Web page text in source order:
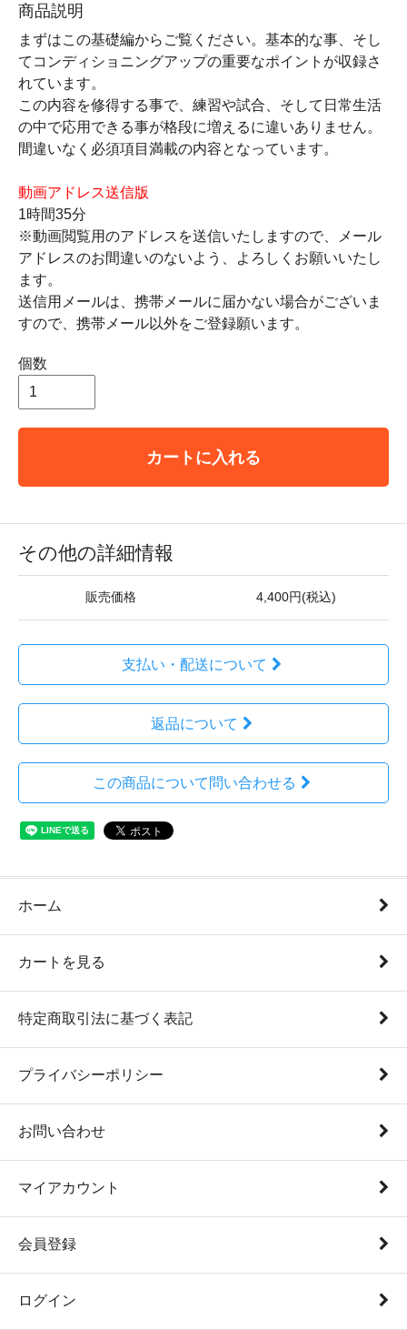
商品説明
まずはこの基礎編からご覧ください。基本的な事、そし
てコンディショニングアップの重要なポイントが収録さ
れています。
この内容を修得する事で、練習や試合、そして日常生活
の中で応用できる事が格段に増えるに違いありません。
間違いなく必須項目満載の内容となっています。
動画アドレス送信版
1時間35分
※動画閲覧用のアドレスを送信いたしますので、メール
アドレスのお間違いのないよう、よろしくお願いいたし
ます。
送信用メールは、携帯メールに届かない場合がございま
すので、携帯メール以外をご登録願います。
個数
カートに入れる
その他の詳細情報
販売価格 4,400円(税込)
支払い・配送について
返品について
この商品について問い合わせる
ホーム
カートを見る
特定商取引法に基づく表記
プライバシーポリシー
お問い合わせ
マイアカウント
会員登録
ログイン